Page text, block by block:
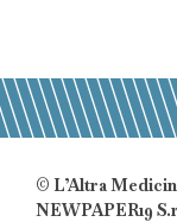
© L’Altra
NEWPAPER19